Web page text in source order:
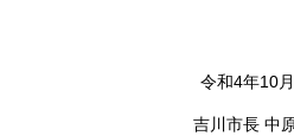
令和4年10
吉川市長 中